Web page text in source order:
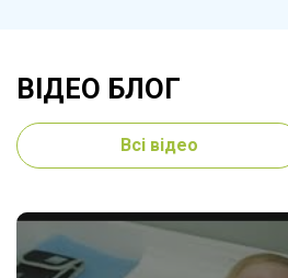
ВІДЕО БЛОГ
Всі відео